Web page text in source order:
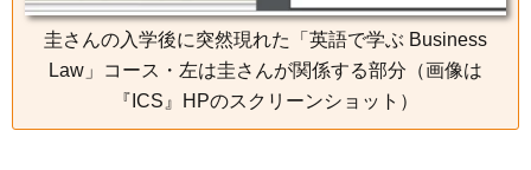
圭さんの入学後に突然現れた「英語で学ぶ Business
Law」コース・左は圭さんが関係する部分（画像は
『ICS』HPのスクリーンショット）